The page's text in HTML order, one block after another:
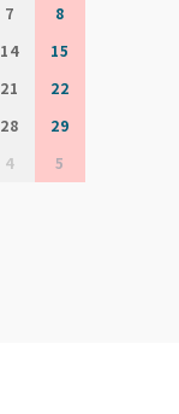
7
8
14
15
21
22
28
29
4 5